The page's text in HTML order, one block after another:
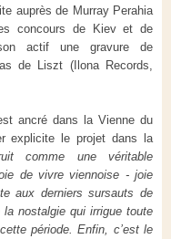
auprès de Murray Perahia
concours de Kiev et de
actif une gravure de
de Liszt (Ilona Records,
ancré dans la Vienne du
explicite le projet dans la
comme une véritable
de vivre viennoise - joie
aux derniers sursauts de
nostalgie qui irrigue toute
période. Enfin, c’est le